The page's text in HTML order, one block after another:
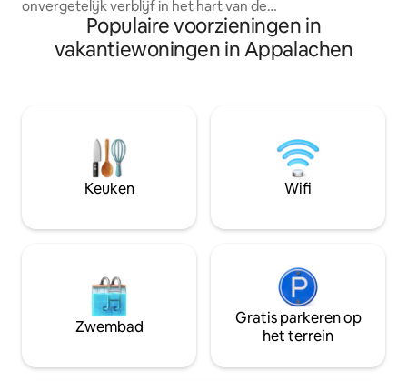
onvergetelijk verblijf in het hart van de
Blue Ridge Mountains. Deze aangepaste
hut is zorgvuldig samengesteld met
verhoogde afwerkingen, uitgestrekte
vertragen en genieten van de rustige
schoonheid van de natuur. Of je nu
koffie drinkt op het dek, nabijgelegen
paden verkent of naar de sterren kijkt
romantische
hoofdbadkamer,
hickoryvloeren,
is naar een
minuten van het
Kom een
Populaire voorzieningen in
vakantiewoningen in Appalachen
Keuken Wifi
Zwembad
Gratis parkeren op
het terrein